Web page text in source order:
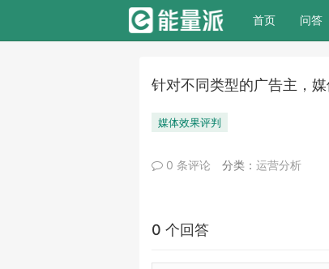
首页(current)
问答
针对不同类型的广告主，
媒体效果评判
0 条评论 分类： 运营分析
0 个回答